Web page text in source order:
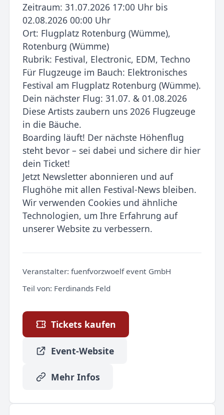
Zeitraum: 31.07.2026 17:00 Uhr bis
02.08.2026 00:00 Uhr
Ort: Flugplatz Rotenburg (Wümme),
Rotenburg (Wümme)
Rubrik: Festival, Electronic, EDM, Techno
Für Flugzeuge im Bauch: Elektronisches
Festival am Flugplatz Rotenburg (Wümme).
Dein nächster Flug: 31.07. & 01.08.2026
Diese Artists zaubern uns 2026 Flugzeuge
in die Bäuche.
Boarding läuft! Der nächste Höhenflug
steht bevor – sei dabei und sichere dir hier
dein Ticket!
Jetzt Newsletter abonnieren und auf
Flughöhe mit allen Festival-News bleiben.
Wir verwenden Cookies und ähnliche
Technologien, um Ihre Erfahrung auf
unserer Website zu verbessern.
Veranstalter: fuenfvorzwoelf event GmbH
Teil von: Ferdinands Feld
Tickets kaufen
Event-Website
Mehr Infos